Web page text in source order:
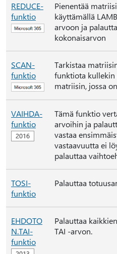
REDUCE-
funktio
Pienentää
käyttämällä
arvoon ja
kokonaisarvon
SCAN-
funktio
Tarkistaa
funktiota kullekin
matriisin, jossa
VAIHDA-
funktio
Tämä funktio
arvoihin ja
vastaa
vastaavuutta ei
palauttaa
TOSI-
funktio
Palauttaa
EHDOTO
N.TAI-
funktio
Palauttaa
TAI -arvon.